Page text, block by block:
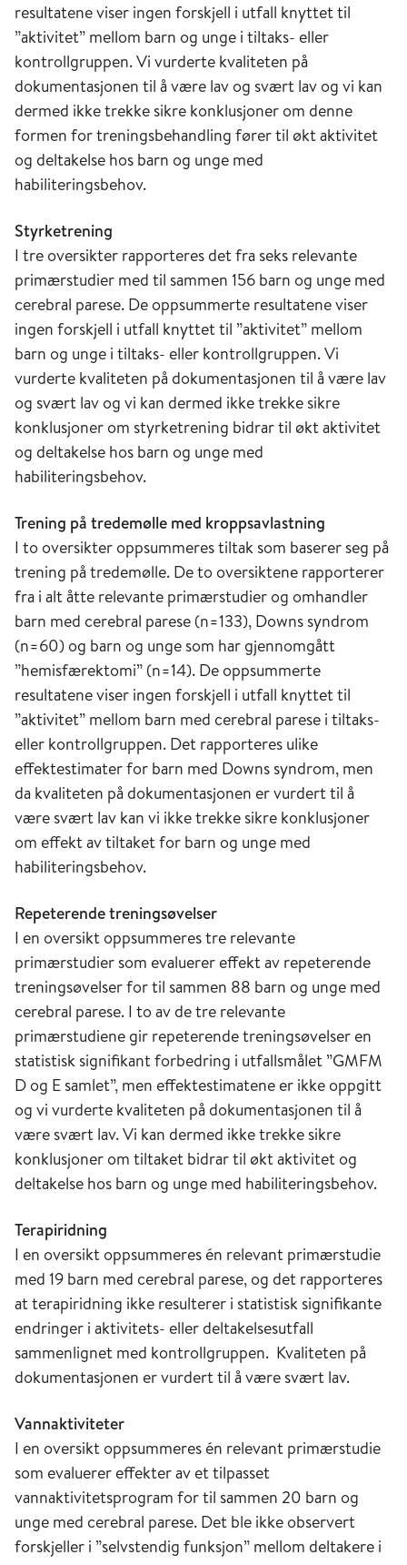
resultatene viser ingen forskjell i utfall knyttet til
”aktivitet” mellom barn og unge i tiltaks- eller
kontrollgruppen. Vi vurderte kvaliteten på
dokumentasjonen til å være lav og svært lav og vi kan
dermed ikke trekke sikre konklusjoner om denne
formen for treningsbehandling fører til økt aktivitet
og deltakelse hos barn og unge med
habiliteringsbehov.
Styrketrening
I tre oversikter rapporteres det fra seks relevante
primærstudier med til sammen 156 barn og unge med
cerebral parese. De oppsummerte resultatene viser
ingen forskjell i utfall knyttet til ”aktivitet” mellom
barn og unge i tiltaks- eller kontrollgruppen. Vi
vurderte kvaliteten på dokumentasjonen til å være lav
og svært lav og vi kan dermed ikke trekke sikre
konklusjoner om styrketrening bidrar til økt aktivitet
og deltakelse hos barn og unge med
habiliteringsbehov.
Trening på tredemølle med kroppsavlastning
I to oversikter oppsummeres tiltak som baserer seg på
trening på tredemølle. De to oversiktene rapporterer
fra i alt åtte relevante primærstudier og omhandler
barn med cerebral parese (n=133), Downs syndrom
(n=60) og barn og unge som har gjennomgått
”hemisfærektomi” (n=14). De oppsummerte
resultatene viser ingen forskjell i utfall knyttet til
”aktivitet” mellom barn med cerebral parese i tiltaks-
eller kontrollgruppen. Det rapporteres ulike
effektestimater for barn med Downs syndrom, men
da kvaliteten på dokumentasjonen er vurdert til å
være svært lav kan vi ikke trekke sikre konklusjoner
om effekt av tiltaket for barn og unge med
habiliteringsbehov.
Repeterende treningsøvelser
I en oversikt oppsummeres tre relevante
primærstudier som evaluerer effekt av repeterende
treningsøvelser for til sammen 88 barn og unge med
cerebral parese. I to av de tre relevante
primærstudiene gir repeterende treningsøvelser en
statistisk signifikant forbedring i utfallsmålet ”GMFM
D og E samlet”, men effektestimatene er ikke oppgitt
og vi vurderte kvaliteten på dokumentasjonen til å
være svært lav. Vi kan dermed ikke trekke sikre
konklusjoner om tiltaket bidrar til økt aktivitet og
deltakelse hos barn og unge med habiliteringsbehov.
Terapiridning
I en oversikt oppsummeres én relevant primærstudie
med 19 barn med cerebral parese, og det rapporteres
at terapiridning ikke resulterer i statistisk signifikante
endringer i aktivitets- eller deltakelsesutfall
sammenlignet med kontrollgruppen. Kvaliteten på
dokumentasjonen er vurdert til å være svært lav.
Vannaktiviteter
I en oversikt oppsummeres én relevant primærstudie
som evaluerer effekter av et tilpasset
vannaktivitetsprogram for til sammen 20 barn og
unge med cerebral parese. Det ble ikke observert
forskjeller i ”selvstendig funksjon” mellom deltakere i